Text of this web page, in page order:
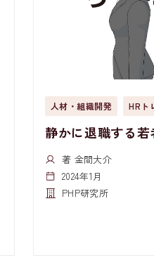
人材・組織開発 HRト
静かに退職する若
著 金間大介
2024年1月
PHP研究所